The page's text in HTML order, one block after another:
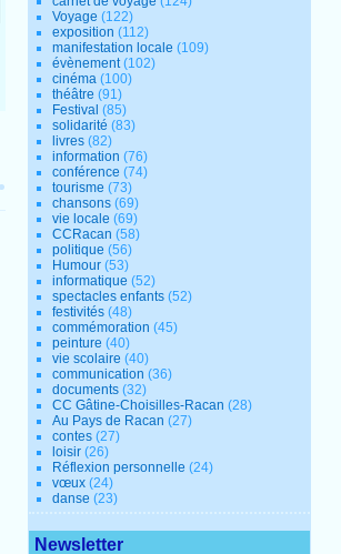
Voyage (122)
exposition (112)
manifestation locale (109)
évènement(102)
cinéma (100)
théâtre (91)
Festival (85)
solidarité (83)
livres (82)
information (76)
conférence (74)
tourisme (73)
chansons (69)
vie locale (69)
CCRacan (58)
politique (56)
Humour (53)
informatique (52)
spectacles enfants (52)
festivités (48)
commémoration (45)
peinture (40)
vie scolaire (40)
communication (36)
documents (32)
CC Gâtine-Choisilles-Racan (28)
Au Pays de Racan (27)
contes (27)
loisir (26)
Réflexion personnelle (24)
vœux (24)
danse (23)
Newsletter